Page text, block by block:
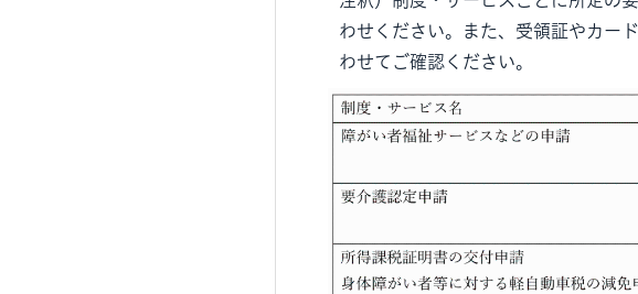
わせください。また、受領証やカー
わせてご確認ください。